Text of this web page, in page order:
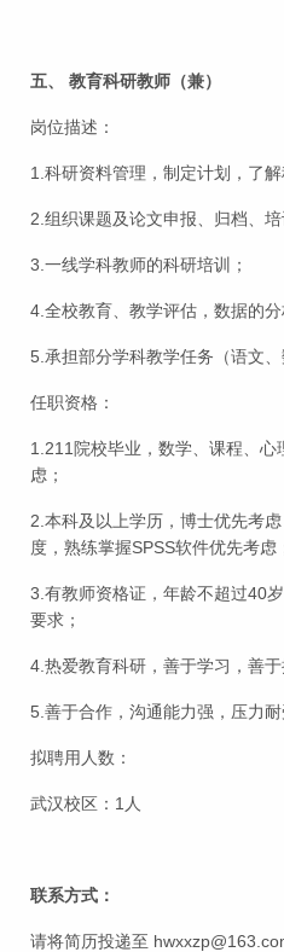
五、 教育科研教师（兼）
岗位描述：
1.科研资料管理，制定计划，了解
2.组织课题及论文申报、归档、培
3.一线学科教师的科研培训；
4.全校教育、教学评估，数据的分
5.承担部分学科教学任务（语文、
任职资格：
1.211院校毕业，数学、课程、
虑；
2.本科及以上学历，博士优先考
度，熟练掌握SPSS软件优先考虑
3.有教师资格证，年龄不超过40
要求；
4.热爱教育科研，善于学习，善于
5.善于合作，沟通能力强，压力耐
拟聘用人数：
武汉校区：1人
联系方式：
请将简历投递至